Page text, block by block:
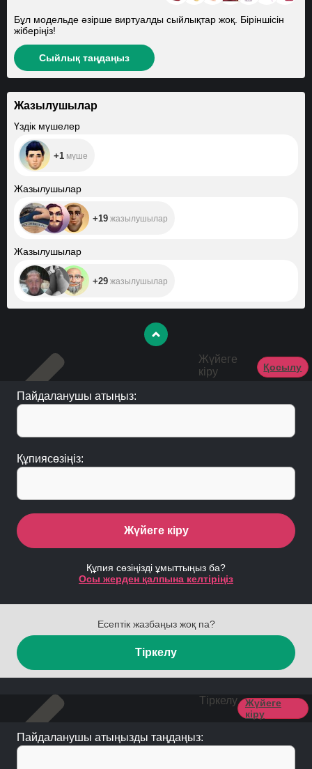
Бұл модельде әзірше виртуалды сыйлықтар жоқ. Біріншісін
жіберіңіз!
Сыйлық таңдаңыз
Жазылушылар
Үздік мүшелер
+1 мүше
Жазылушылар
+19 жазылушылар
Жазылушылар
+29 жазылушылар
Жүйеге
кіру
Қосылу
Пайдаланушы атыңыз:
Құпиясөзіңіз:
Жүйеге кіру
Құпия сөзіңізді ұмыттыңыз ба?
Осы жерден қалпына келтіріңіз
Есептік жазбаңыз жоқ па?
Тіркелу
Тіркелу
Жүйеге
кіру
Пайдаланушы атыңызды таңдаңыз: